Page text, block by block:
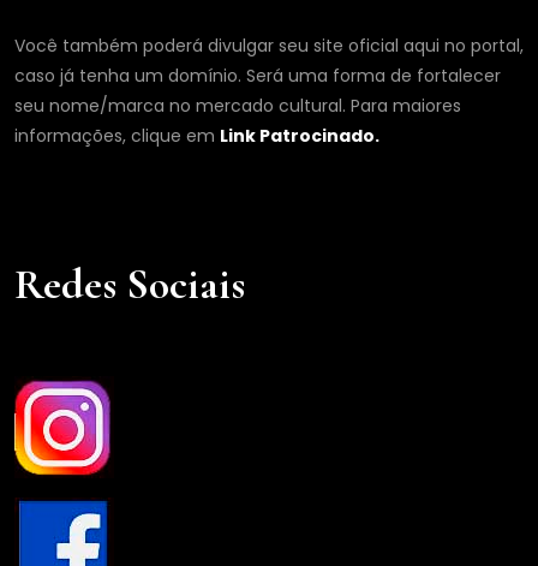
Você também poderá divulgar seu site oficial aqui no portal,
caso já tenha um domínio. Será uma forma de fortalecer
seu nome/marca no mercado cultural. Para maiores
informações, clique em Link Patrocinado.
Redes Sociais